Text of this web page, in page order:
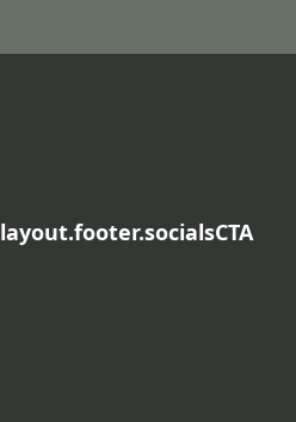
layout.footer.socialsCTA